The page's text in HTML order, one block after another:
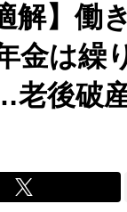
解】働
金は繰
老後破